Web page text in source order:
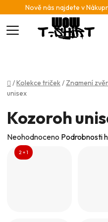
Nově nás najdete v
Domů
/Kolekce triček/ Znamení
unisex
Kozoroh
Průměrné
hodnocení
produktu
Neohodnoceno Podrobnosti
2 + 1